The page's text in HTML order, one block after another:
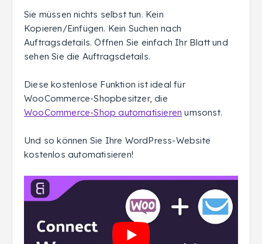
Sie müssen nichts selbst tun. Kein
Kopieren/Einfügen. Kein Suchen nach
Auftragsdetails. Öffnen Sie einfach Ihr Blatt und
sehen Sie die Auftragsdetails.
Diese kostenlose Funktion ist ideal für
WooCommerce-Shopbesitzer, die
WooCommerce-Shop automatisieren umsonst.
Und so können Sie Ihre WordPress-Website
kostenlos automatisieren!